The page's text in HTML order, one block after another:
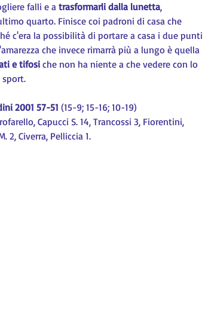
falli e a trasformarli dalla lunetta,
quarto. Finisce coi padroni di casa che
c'era la possibilità di portare a casa i due punti
che invece rimarrà più a lungo è quella
e tifosi che non ha niente a che vedere con lo
2001 57-51 (15-9; 15-16; 10-19)
Capucci S. 14, Trancossi 3, Fiorentini,
2, Civerra, Pelliccia 1.